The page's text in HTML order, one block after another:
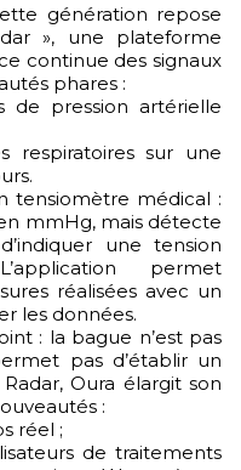
génération repose
», une plateforme
continue des signaux
phares :
de pression artérielle
respiratoires sur une
tensiomètre médical :
mmHg, mais détecte
une tension
permet
réalisées avec un
les données.
: la bague n’est pas
pas d’établir un
Oura élargit son
:
réel ;
de traitements